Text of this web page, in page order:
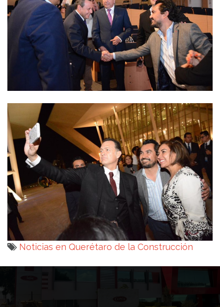
Noticias en Querétaro de la Construcción
entradas